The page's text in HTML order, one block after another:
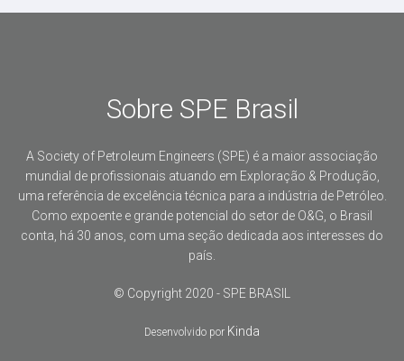
Sobre SPE Brasil
A Society of Petroleum Engineers (SPE) é a maior associação
mundial de profissionais atuando em Exploração & Produção,
uma referência de excelência técnica para a indústria de Petróleo.
Como expoente e grande potencial do setor de O&G, o Brasil
conta, há 30 anos, com uma seção dedicada aos interesses do
país.
© Copyright 2020 - SPE BRASIL
Desenvolvido por Kinda